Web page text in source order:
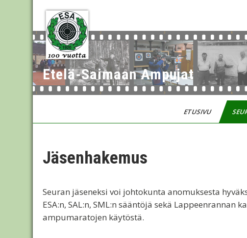
Etelä-Saimaan Ampujat
ETUSIVU
Jäsenhakemus
Seuran jäseneksi voi johtokunta anomuksesta
ESA:n, SAL:n, SML:n sääntöjä sekä Lappeenrannan
ampumaratojen käytöstä.